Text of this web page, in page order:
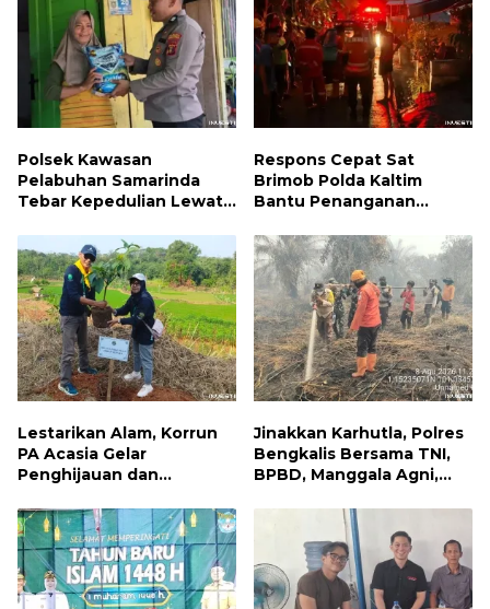
Polsek Kawasan
Pelabuhan Samarinda
Tebar Kepedulian Lewat
Sungai Dama Terima
Bantuan Sosial
Respons Cepat Sat
Brimob Polda Kaltim
Bantu Penanganan
Samarinda
Lestarikan Alam, Korrun
PA Acasia Gelar
Penghijauan dan
Wujudkan Kepedulian
Lingkungan
Jinakkan Karhutla, Polres
Bengkalis Bersama TNI,
BPBD, Manggala Agni,
Berjibaku di Siak Kecil
dan Mandau